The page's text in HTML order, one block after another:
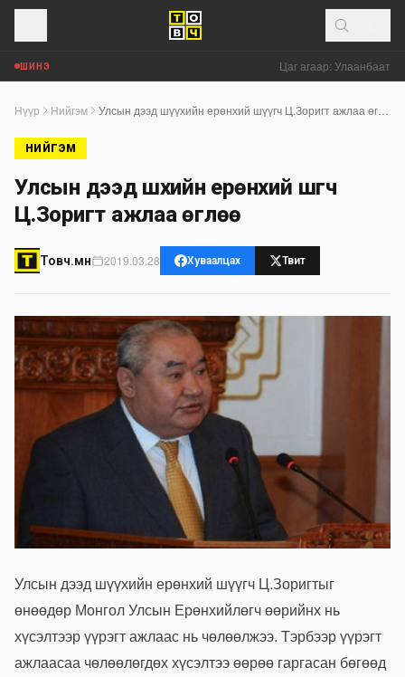
ШИНЭ Цаг агаар:
Нүүр Нийгэм
НИЙГЭМ
Улсын дээд шүүхийн ерөнхий шүүгч
Ц.Зоригт ажлаа өглөө
Товч.мн 2019.03.28 Хуваалцах Твит
Улсын дээд шүүхийн ерөнхий шүүгч Ц.Зоригтыг
өнөөдөр Монгол Улсын Ерөнхийлөгч өөрийнх нь
хүсэлтээр үүрэгт ажлаас нь чөлөөлжээ. Тэрбээр үүрэгт
ажлаасаа чөлөөлөгдөх хүсэлтээ өөрөө гаргасан бөгөөд